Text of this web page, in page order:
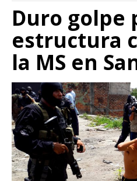
Duro golpe
estructura
la MS en